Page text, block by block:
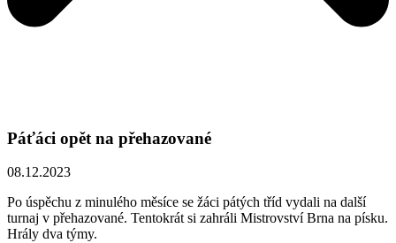
Páťáci opět na přehazované
08.12.2023
Po úspěchu z minulého měsíce se žáci pátých tříd vydali na další
turnaj v přehazované. Tentokrát si zahráli Mistrovství Brna na písku.
Hrály dva týmy.